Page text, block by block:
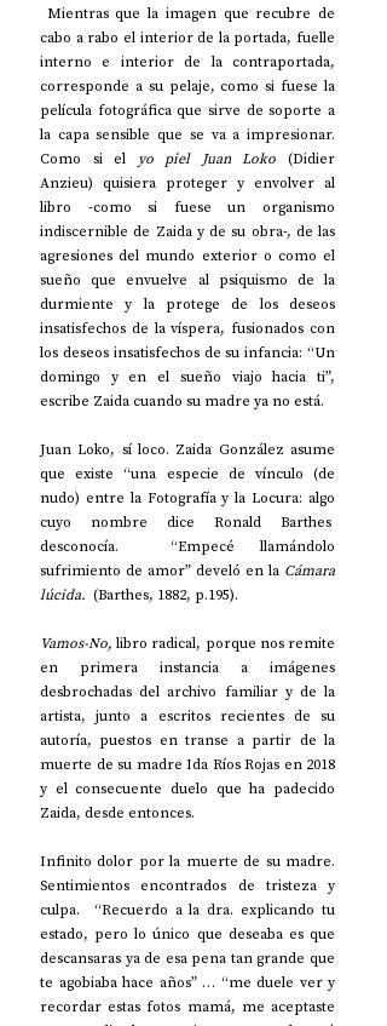
Mientras que la imagen que recubre de
cabo a rabo el interior de la portada, fuelle
interno e interior de la contraportada,
corresponde a su pelaje, como si fuese la
película fotográfica que sirve de soporte a
la capa sensible que se va a impresionar.
Como si el yo piel Juan Loko (Didier
Anzieu) quisiera proteger y envolver al
libro -como si fuese un organismo
indiscernible de Zaida y de su obra-, de las
agresiones del mundo exterior o como el
sueño que envuelve al psiquismo de la
durmiente y la protege de los deseos
insatisfechos de la víspera, fusionados con
los deseos insatisfechos de su infancia: “Un
domingo y en el sueño viajo hacia ti”,
escribe Zaida cuando su madre ya no está.
Juan Loko, sí loco. Zaida González asume
que existe “una especie de vínculo (de
nudo) entre la Fotografía y la Locura: algo
cuyo nombre dice Ronald Barthes
desconocía.  “Empecé llamándolo
sufrimiento de amor” develó en la Cámara
lúcida. (Barthes, 1882, p.195).
Vamos-No, libro radical, porque nos remite
en primera instancia a imágenes
desbrochadas del archivo familiar y de la
artista, junto a escritos recientes de su
autoría, puestos en transe a partir de la
muerte de su madre Ida Ríos Rojas en 2018
y el consecuente duelo que ha padecido
Zaida, desde entonces.
Infinito dolor por la muerte de su madre.
Sentimientos encontrados de tristeza y
culpa.  “Recuerdo a la dra. explicando tu
estado, pero lo único que deseaba es que
descansaras ya de esa pena tan grande que
te agobiaba hace años” … “me duele ver y
recordar estas fotos mamá, me aceptaste